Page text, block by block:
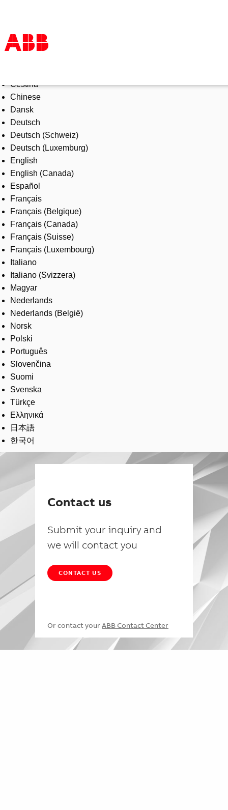
Products & Solutions
Industries
Services
About us
Where to buy
Contact us
Careers
Čeština
Chinese
Dansk
Deutsch
Deutsch (Schweiz)
Deutsch (Luxemburg)
English
English (Canada)
Español
Français
Français (Belgique)
Français (Canada)
Français (Suisse)
Français (Luxembourg)
Italiano
Italiano (Svizzera)
Magyar
Nederlands
Nederlands (België)
Norsk
Polski
Português
Slovenčina
Suomi
Svenska
Türkçe
Ελληνικά
日本語
한국어
Contact us
Submit your inquiry and
we will contact you
CONTACT US
Or contact your ABB Contact Center